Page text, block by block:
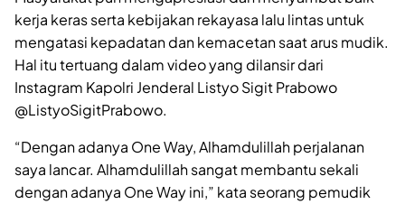
kerja keras serta kebijakan rekayasa lalu lintas untuk
mengatasi kepadatan dan kemacetan saat arus mudik.
Hal itu tertuang dalam video yang dilansir dari
Instagram Kapolri Jenderal Listyo Sigit Prabowo
@ListyoSigitPrabowo.
“Dengan adanya One Way, Alhamdulillah perjalanan
saya lancar. Alhamdulillah sangat membantu sekali
dengan adanya One Way ini,” kata seorang pemudik